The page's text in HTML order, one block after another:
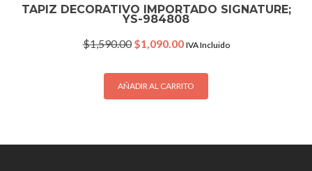
TAPIZ DECORATIVO IMPORTADO SIGNATURE;
YS-984808
$1,590.00 Original
was:
$1,590.00.
$1,090.00Current
is:
$1,090.00.
IVA Incluido
AÑADIR AL CARRITO